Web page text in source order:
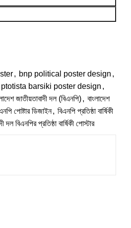
, bnp political poster design ,
ptotista barsiki poster design ,
জাতীয়তাবাদী দল (বিএনপি), বাংলাদেশ
পোষ্টার ডিজাইন, বিএনপি প্রতিষ্ঠা বার্ষিকী
দল বিএনপির প্রতিষ্ঠা বার্ষিকী পোস্টার